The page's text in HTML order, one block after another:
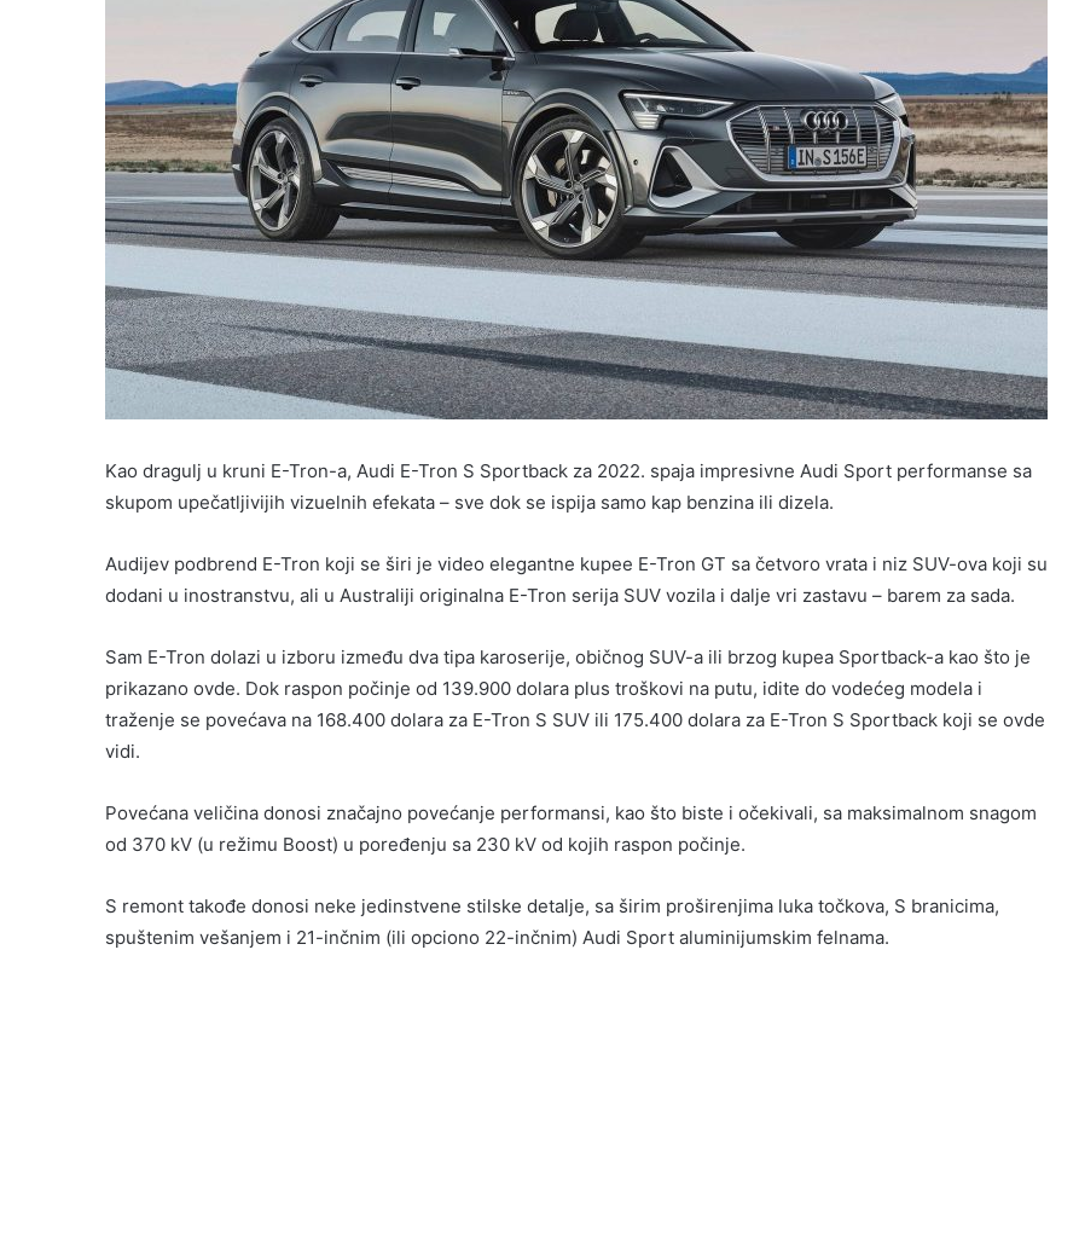
Kao dragulj u kruni E-Tron-a, Audi E-Tron S Sportback za 2022. spaja impresivne Audi Sport performanse sa
skupom upečatljivijih vizuelnih efekata – sve dok se ispija samo kap benzina ili dizela.
Audijev podbrend E-Tron koji se širi je video elegantne kupee E-Tron GT sa četvoro vrata i niz SUV-ova koji su
dodani u inostranstvu, ali u Australiji originalna E-Tron serija SUV vozila i dalje vri zastavu – barem za sada.
Sam E-Tron dolazi u izboru između dva tipa karoserije, običnog SUV-a ili brzog kupea Sportback-a kao što je
prikazano ovde. Dok raspon počinje od 139.900 dolara plus troškovi na putu, idite do vodećeg modela i
traženje se povećava na 168.400 dolara za E-Tron S SUV ili 175.400 dolara za E-Tron S Sportback koji se ovde
vidi.
Povećana veličina donosi značajno povećanje performansi, kao što biste i očekivali, sa maksimalnom snagom
od 370 kV (u režimu Boost) u poređenju sa 230 kV od kojih raspon počinje.
S remont takođe donosi neke jedinstvene stilske detalje, sa širim proširenjima luka točkova, S branicima,
spuštenim vešanjem i 21-inčnim (ili opciono 22-inčnim) Audi Sport aluminijumskim felnama.